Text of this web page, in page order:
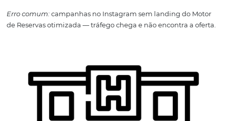
Recuperação:e-mails de carrinho abandonado e
via CRM.
links de pagamento e autenticação para
por telefone/e-mail.
destaque benefícios exclusivos do Motor de